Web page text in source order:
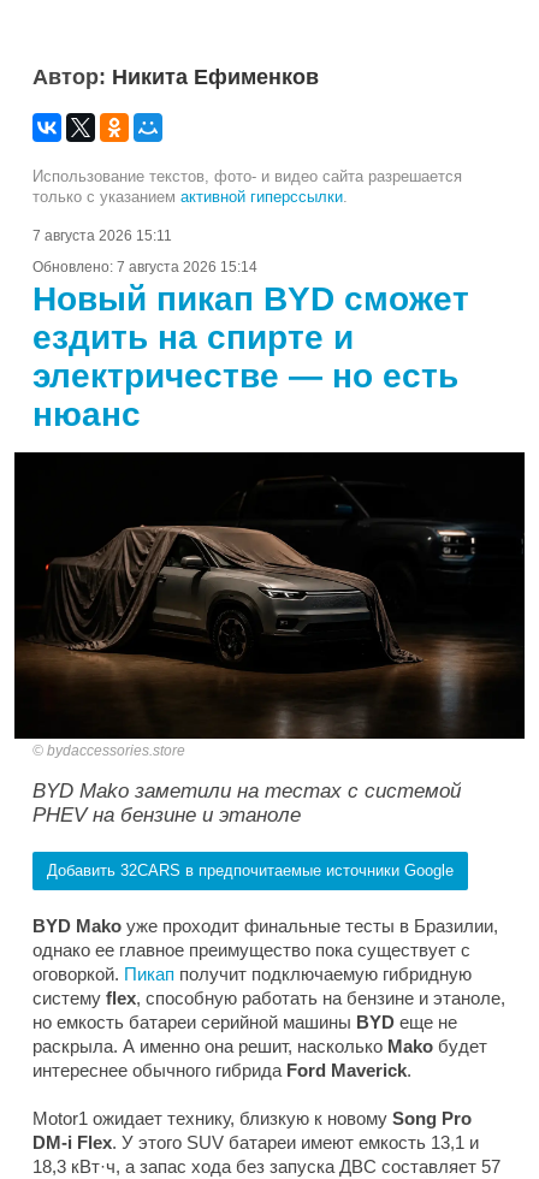
Автор: Никита Ефименков
Использование текстов, фото- и видео сайта разрешается
только с указанием активной гиперссылки
7 августа 2026 15:11
Обновлено: 7 августа 2026 15:14
Новый пикап BYD сможет
ездить на спирте и
электричестве — но есть
нюанс
bydaccessories.store
BYD Mako заметили на тестах с системой
PHEV на бензине и этаноле
Добавить 32CARS в предпочитаемые источники Google
BYD Mako уже проходит финальные тесты в Бразилии,
однако ее главное преимущество пока существует с
оговоркой. Пикап получит подключаемую гибридную
систему flex, способную работать на бензине и этаноле,
но емкость батареи серийной машины BYD еще не
раскрыла. А именно она решит, насколько Mako будет
интереснее обычного гибрида Ford Maverick.
Motor1 ожидает технику, близкую к новому Song Pro
DM-i Flex. У этого SUV батареи имеют емкость 13,1 и
18,3 кВт·ч, а запас хода без запуска ДВС составляет 57